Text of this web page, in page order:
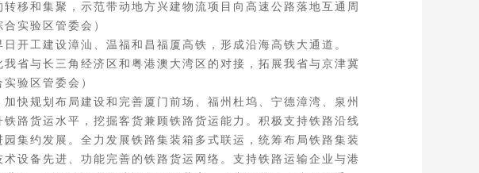
移和集聚，示范带动地方兴建物流项目向高速公路落地互通周
实验区管委会）
工建设漳汕、温福和昌福厦高铁，形成沿海高铁大通道。
省与长三角经济区和粤港澳大湾区的对接，拓展我省与京津冀
验区管委会）
规划布局建设和完善厦门前场、福州杜坞、宁德漳湾、泉州
路货运水平，挖掘客货兼顾铁路货运能力。积极支持铁路沿线
集约发展。全力发展铁路集装箱多式联运，统筹布局铁路集装
设备先进、功能完善的铁路货运网络。支持铁路运输企业与港